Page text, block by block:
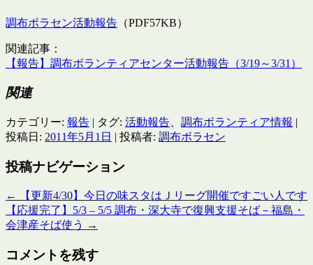
調布ボラセン活動報告 （PDF57KB）
関連記事：
【報告】調布ボランティアセンター活動報告（3/19～3/31）
関連
カテゴリー: 報告 | タグ: 活動報告 調布ボランティア情報 |
投稿日: 2011年5月1日 | 投稿者: 調布ボラセン
投稿ナビゲーション
←
【更新4/30】今日の味スタはＪリーグ開催ですごい人です
【応援完了】5/3 – 5/5 調布・深大寺で復興支援そば－福島・
会津産そば使う
→
コメントを残す